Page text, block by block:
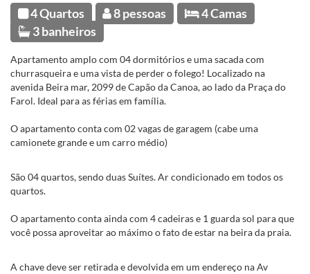
4 Quartos 8 pessoas
4 Camas
3 banheiros
Apartamento amplo com 04 dormitórios e uma sacada com
churrasqueira e uma vista de perder o folego! Localizado na
avenida Beira mar, 2099 de Capão da Canoa, ao lado da Praça do
Farol. Ideal para as férias em família.
O apartamento conta com 02 vagas de garagem (cabe uma
camionete grande e um carro médio)
São 04 quartos, sendo duas Suítes. Ar condicionado em todos os
quartos.
O apartamento conta ainda com 4 cadeiras e 1 guarda sol para que
você possa aproveitar ao máximo o fato de estar na beira da praia.
A chave deve ser retirada e devolvida em um endereço na Av